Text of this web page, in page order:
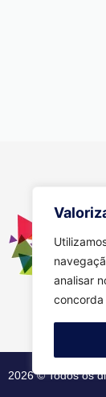
analisar
concorda
2026 © Todos os